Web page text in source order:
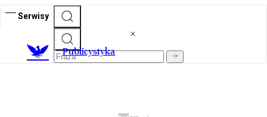
Serwisy
Publicystyka